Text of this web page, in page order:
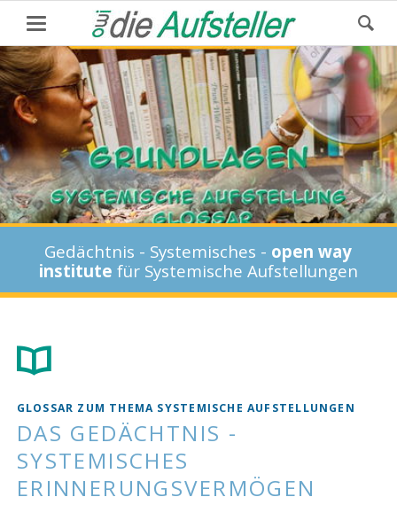
Gedächtnis - Systemisches - open way
institute für Systemische Aufstellungen
GLOSSAR ZUM THEMA SYSTEMISCHE AUFSTELLUNGEN
DAS GEDÄCHTNIS -
SYSTEMISCHES
ERINNERUNGSVERMÖGEN